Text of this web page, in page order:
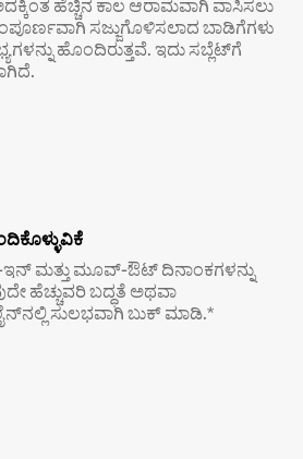
ಹೆಚ್ಚಿನ ಕಾಲ ಆರಾಮವಾಗಿ ವಾಸಿಸಲು
ಸಜ್ಜುಗೊಳಿಸಲಾದ ಬಾಡಿಗೆಗಳು
ಹೊಂದಿರುತ್ತವೆ. ಇದು ಸಬ್ಲೆಟ್‌ಗೆ
ಮತ್ತು ಮೂವ್-ಔಟ್ ದಿನಾಂಕಗಳನ್ನು
ಹೆಚ್ಚುವರಿ ಬದ್ಧತೆ ಅಥವಾ
ಸುಲಭವಾಗಿ ಬುಕ್ ಮಾಡಿ.*